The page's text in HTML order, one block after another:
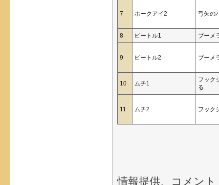
7 ホークアイ2 弓矢の
8 ビートル1 ブーメ
9 ビートル2 ブーメ
10 ムチ1
フック
る
11 ムチ2 フック
情報提供、コメント